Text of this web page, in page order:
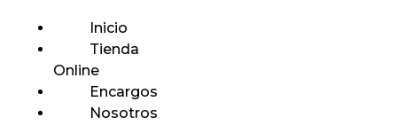
Inicio
Tienda
Online
Encargos
Nosotros